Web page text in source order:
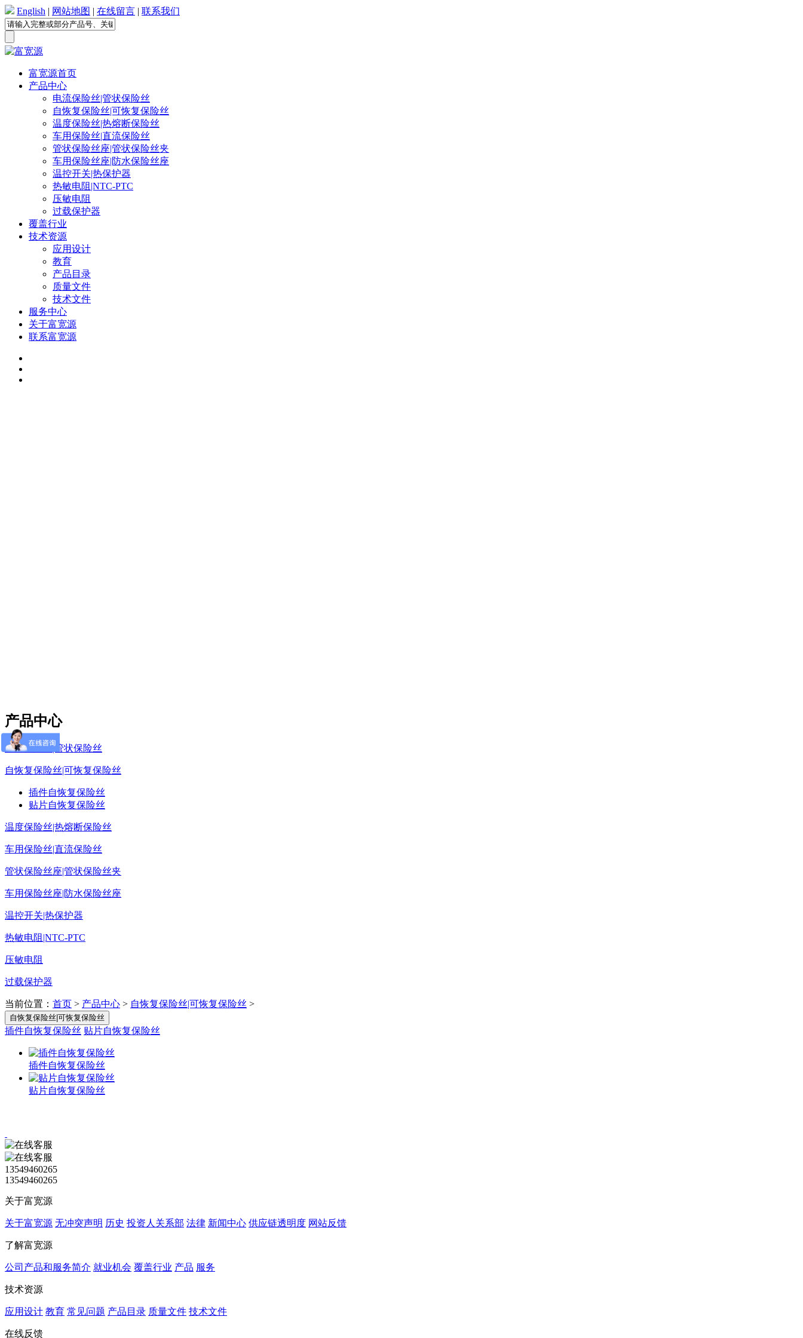
English | 网站地图 | 在线留言 | 联系我们
富宽源首页
产品中心
电流保险丝|管状保险丝
自恢复保险丝|可恢复保险丝
温度保险丝|热熔断保险丝
车用保险丝|直流保险丝
管状保险丝座|管状保险丝夹
车用保险丝座|防水保险丝座
温控开关|热保护器
热敏电阻|NTC-PTC
压敏电阻
过载保护器
覆盖行业
技术资源
应用设计
教育
产品目录
质量文件
技术文件
服务中心
关于富宽源
联系富宽源
产品中心
电流保险丝|管状保险丝
自恢复保险丝|可恢复保险丝
插件自恢复保险丝
贴片自恢复保险丝
温度保险丝|热熔断保险丝
车用保险丝|直流保险丝
管状保险丝座|管状保险丝夹
车用保险丝座|防水保险丝座
温控开关|热保护器
热敏电阻|NTC-PTC
压敏电阻
过载保护器
当前位置： 首页 > 产品中心 > 自恢复保险丝|可恢复保险丝 >
自恢复保险丝|可恢复保险丝
插件自恢复保险丝 贴片自恢复保险丝
插件自恢复保险丝
贴片自恢复保险丝
13549460265
13549460265
关于富宽源
关于富宽源 无冲突声明 历史 投资人关系部 法律 新闻中心 供应链透明度 网站反馈
了解富宽源
公司产品和服务简介 就业机会 覆盖行业 产品 服务
技术资源
应用设计 教育 常见问题 产品目录 质量文件 技术文件
在线反馈